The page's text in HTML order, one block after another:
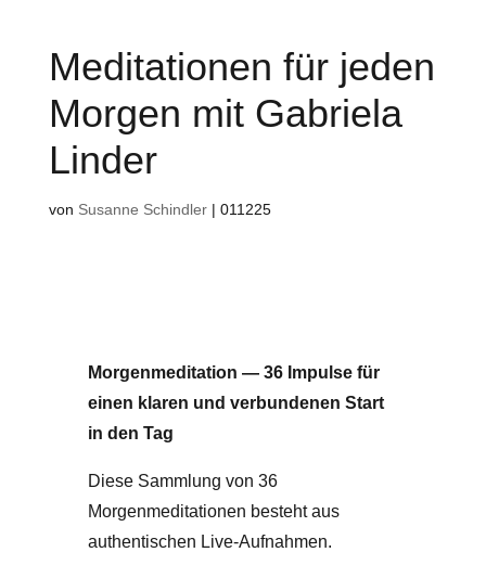
Meditationen für jeden
Morgen mit Gabriela
Linder
von Susanne Schindler| 011225
Morgenmeditation — 36 Impulse für
einen klaren und verbundenen Start
in den Tag
Diese Sammlung von 36
Morgenmeditationen besteht aus
authentischen Live-Aufnahmen.